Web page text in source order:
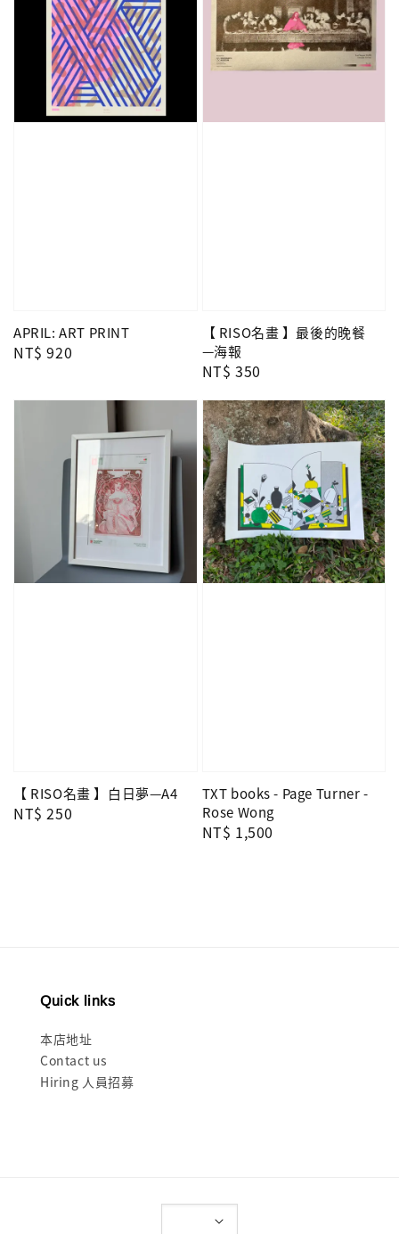
APRIL: ART PRINT
Regular
NT$ 920
【 RISO名畫 】最後的晚餐
—海報
Regular
NT$ 350
【 RISO名畫 】白日夢—A4
Regular
NT$ 250
TXT books - Page Turner -
Rose Wong
Regular
NT$ 1,500
Quick links
本店地址
Contact us
Hiring 人員招募